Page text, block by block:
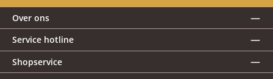
Over ons
Service hotline
Shopservice